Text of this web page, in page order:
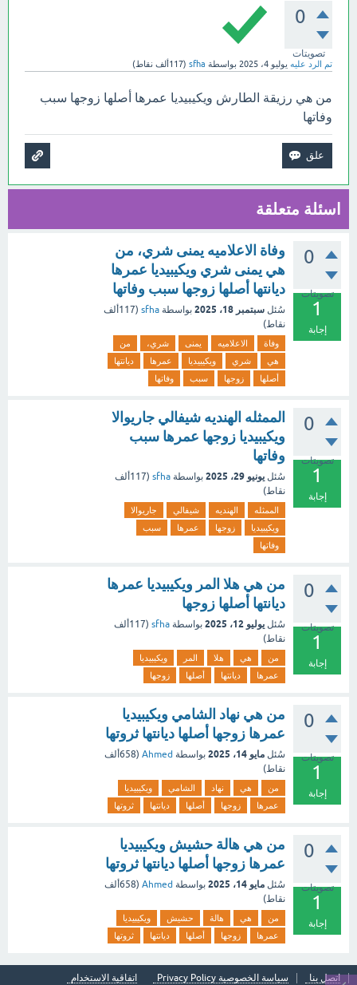
0
تصويتات
تم الرد عليه يوليو 4، 2025 بواسطة sfha
(117ألف نقاط)
من هي رزيقة الطارش ويكيبيديا عمرها أصلها زوجها سبب
وفاتها
اسئلة متعلقة
0
تصويتات
1
إجابة
وفاة الاعلاميه يمنى شري، من
هي يمنى شري ويكيبيديا عمرها
ديانتها أصلها زوجها سبب وفاتها
سُئل سبتمبر 18، 2025 بواسطة sfha
(117ألف
نقاط)
وفاة الاعلاميه يمنى شري،
من
هي
شري ويكيبيديا عمرها
ديانتها
أصلها
زوجها سبب وفاتها
0
تصويتات
1
إجابة
الممثله الهنديه شيفالي جاريوالا
ويكيبيديا زوجها عمرها سبب
وفاتها
سُئل يونيو 29، 2025 بواسطة sfha
(117ألف
نقاط)
الممثله الهنديه شيفالي
جاريوالا
ويكيبيديا
زوجها عمرها
سبب
وفاتها
0
تصويتات
1
إجابة
من هي هلا المر ويكيبيديا عمرها
ديانتها أصلها زوجها
سُئل يوليو 12، 2025 بواسطة sfha
(117ألف
نقاط)
من هي هلا المر
ويكيبيديا
عمرها
ديانتها أصلها زوجها
0
تصويتات
1
إجابة
من هي نهاد الشامي ويكيبيديا
عمرها زوجها أصلها ديانتها ثروتها
سُئل مايو 14، 2025 بواسطة Ahmed
(658ألف
نقاط)
من هي نهاد الشامي
ويكيبيديا
عمرها
زوجها أصلها ديانتها ثروتها
0
تصويتات
1
إجابة
من هي هالة حشيش ويكيبيديا
عمرها زوجها أصلها ديانتها ثروتها
سُئل مايو 14، 2025 بواسطة Ahmed
(658ألف
نقاط)
من هي هالة حشيش
ويكيبيديا
عمرها
زوجها أصلها ديانتها ثروتها
اتصل بنا سياسة الخصوصية Privacy Policy اتفاقية الاستخدام